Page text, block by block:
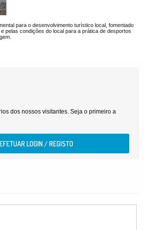
para o desenvolvimento turístico local, fomentado
pelas condições do local para a prática de desportos
dos nossos visitantes. Seja o primeiro a